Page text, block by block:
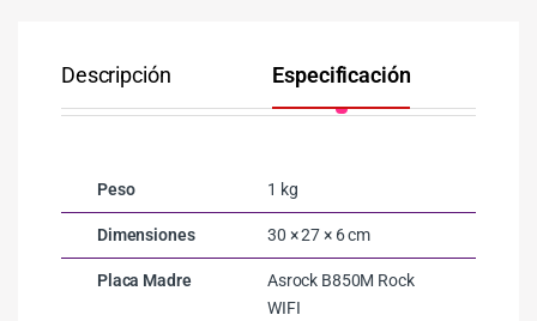
Descripción Especificación
Peso 1 kg
Dimensiones 30 × 27 × 6 cm
Placa Madre
Asrock B850M Rock
WIFI